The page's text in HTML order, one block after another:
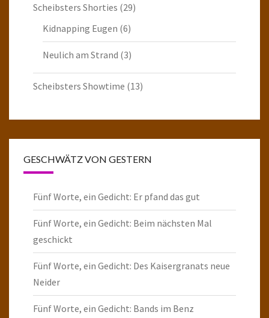
Scheibsters Shorties (29)
Kidnapping Eugen (6)
Neulich am Strand (3)
Scheibsters Showtime (13)
GESCHWÄTZ VON GESTERN
Fünf Worte, ein Gedicht: Er pfand das gut
Fünf Worte, ein Gedicht: Beim nächsten Mal
geschickt
Fünf Worte, ein Gedicht: Des Kaisergranats neue
Neider
Fünf Worte, ein Gedicht: Bands im Benz